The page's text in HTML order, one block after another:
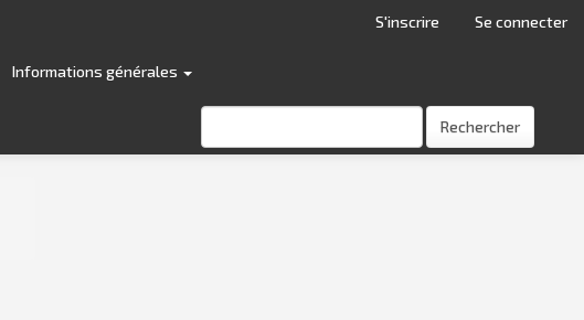
S'inscrire Se connecter
Informations générales
Rechercher